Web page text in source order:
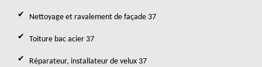
Nettoyage et ravalement de façade 37
Toiture bac acier 37
Réparateur, installateur de velux 37